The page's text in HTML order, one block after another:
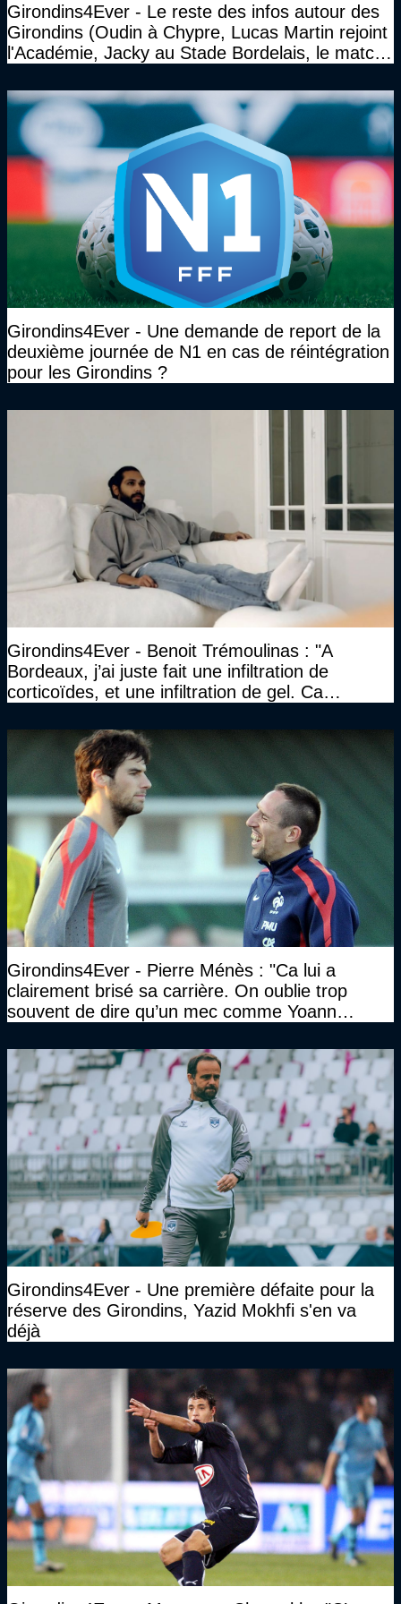
Girondins4Ever - Le reste des infos autour des
Girondins (Oudin à Chypre, Lucas Martin rejoint
l'Académie, Jacky au Stade Bordelais, le match
Girondins4Ever - Une demande de report de la
deuxième journée de N1 en cas de réintégration
pour les Girondins ?
Girondins4Ever - Benoit Trémoulinas : "A
Bordeaux, j’ai juste fait une infiltration de
corticoïdes, et une infiltration de gel. Ca
Girondins4Ever - Pierre Ménès : "Ca lui a
clairement brisé sa carrière. On oublie trop
souvent de dire qu’un mec comme Yoann
Girondins4Ever - Une première défaite pour la
réserve des Girondins, Yazid Mokhfi s'en va
déjà